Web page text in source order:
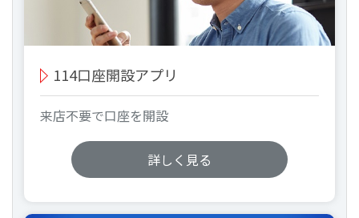
114口座開設アプリ
来店不要で口座を開設
詳しく見る